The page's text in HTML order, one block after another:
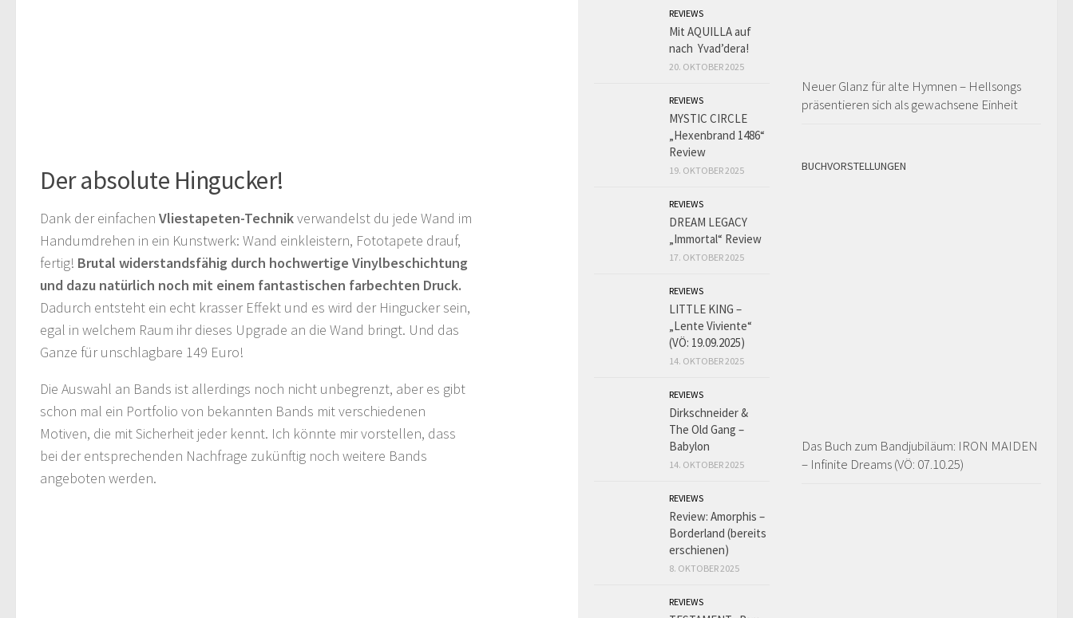
Der absolute Hingucker!
Dank der einfachen Vliestapeten-Technikverwandelst du jede Wand im
Handumdrehen in ein Kunstwerk: Wand einkleistern, Fototapete drauf,
fertig! Brutal widerstandsfähig durch hochwertige Vinylbeschichtung
und dazu natürlich noch mit einem fantastischen farbechten Druck.
Dadurch entsteht ein echt krasser Effekt und es wird der Hingucker sein,
egal in welchem Raum ihr dieses Upgrade an die Wand bringt. Und das
Ganze für unschlagbare 149 Euro!
Die Auswahl an Bands ist allerdings noch nicht unbegrenzt, aber es gibt
schon mal ein Portfolio von bekannten Bands mit verschiedenen
Motiven, die mit Sicherheit jeder kennt. Ich könnte mir vorstellen, dass
bei der entsprechenden Nachfrage zukünftig noch weitere Bands
angeboten werden.
Neuer Glanz für alte Hymnen – Hellsongs
präsentieren sich als gewachsene Einheit
BUCHVORSTELLUNGEN
Das Buch zum Bandjubiläum: IRON MAIDEN
– Infinite Dreams (VÖ: 07.10.25)
REVIEWS
Mit AQUILLA auf
nach Yvad’dera!
20. OKTOBER 2025
REVIEWS
MYSTIC CIRCLE
„Hexenbrand 1486“
Review
19. OKTOBER 2025
REVIEWS
DREAM LEGACY
„Immortal“ Review
17. OKTOBER 2025
REVIEWS
LITTLE KING –
„Lente Viviente“
(VÖ: 19.09.2025)
14. OKTOBER 2025
REVIEWS
Dirkschneider &
The Old Gang –
Babylon
14. OKTOBER 2025
REVIEWS
Review: Amorphis –
Borderland (bereits
erschienen)
8. OKTOBER 2025
REVIEWS